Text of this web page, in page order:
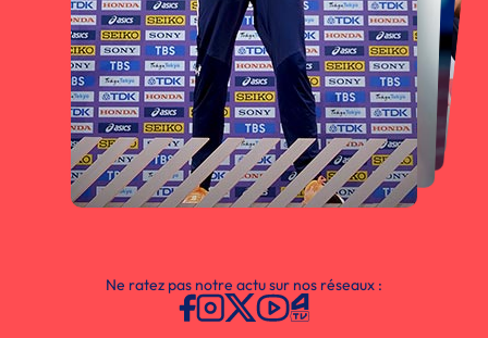
Ne ratez pas notre actu sur nos réseaux :